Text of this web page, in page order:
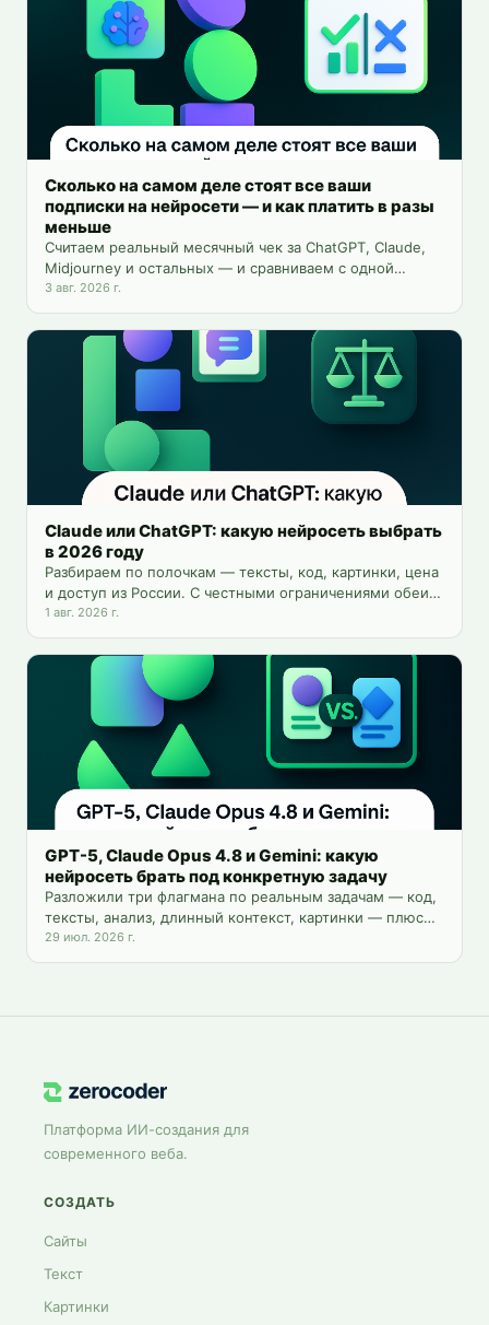
Сколько на самом деле стоят все ваши
подписки на нейросети — и как платить в разы
меньше
Считаем реальный месячный чек за ChatGPT, Claude,
Midjourney и остальных — и сравниваем с одной
платформой на 25+ инструментов.
3 авг. 2026 г.
Claude или ChatGPT: какую нейросеть выбрать
в 2026 году
Разбираем по полочкам — тексты, код, картинки, цена
и доступ из России. С честными ограничениями обеих
моделей и способом пользоваться обеими сразу.
1 авг. 2026 г.
GPT-5, Claude Opus 4.8 и Gemini: какую
нейросеть брать под конкретную задачу
Разложили три флагмана по реальным задачам — код,
тексты, анализ, длинный контекст, картинки — плюс
цены и доступ из России.
29 июл. 2026 г.
Платформа ИИ-создания для
современного веба.
СОЗДАТЬ
Сайты
Текст
Картинки